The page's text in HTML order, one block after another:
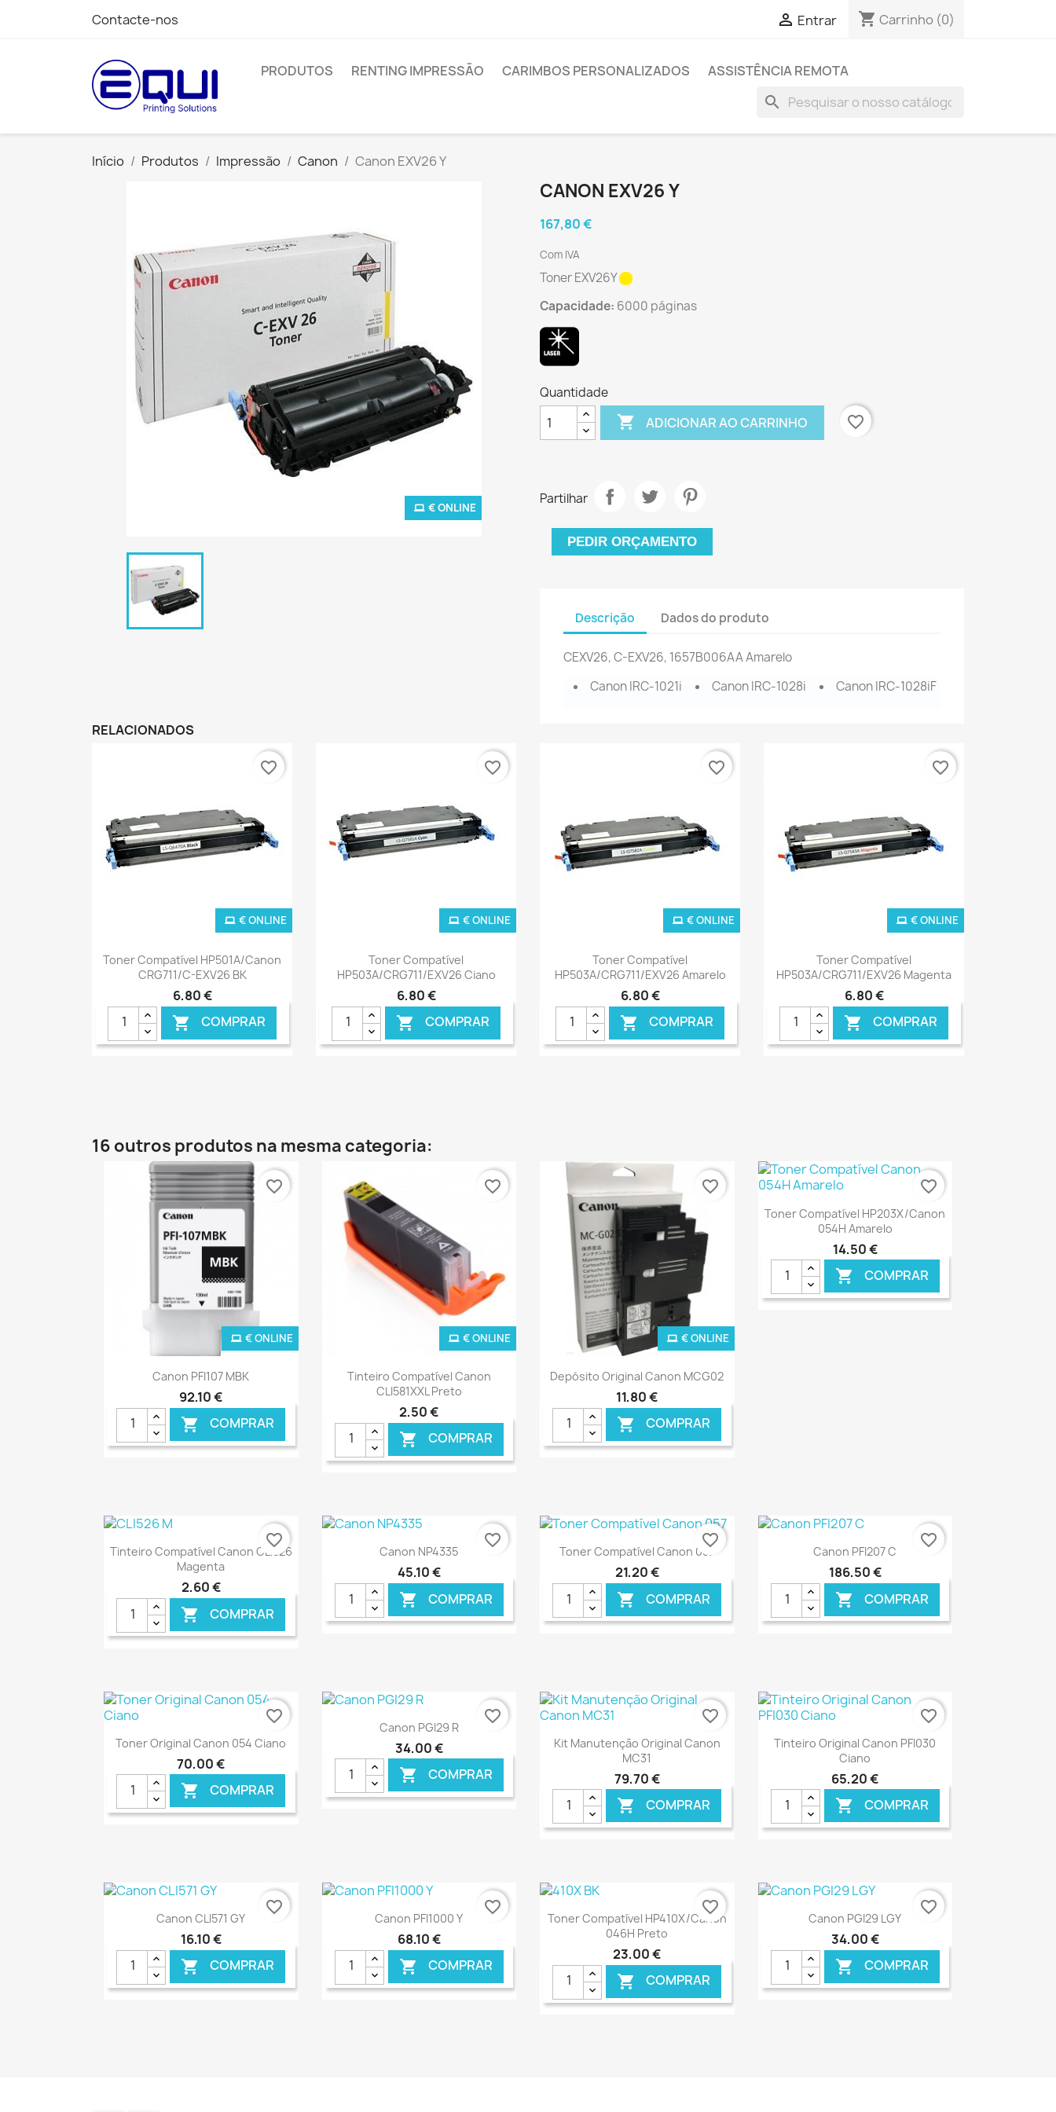
Contacte-nos  Entrar shopping_cart Carrinho (0)
PRODUTOS RENTING IMPRESSÃO CARIMBOS PERSONALIZADOS ASSISTÊNCIA REMOTA
search
Início Produtos Impressão Canon Canon EXV26 Y
€ ONLINE
CANON EXV26 Y
167,80 €
Com IVA
Toner EXV26Y
Capacidade: 6000 páginas
Quantidade
 ADICIONAR AO CARRINHO favorite_border
Partilhar
PEDIR ORÇAMENTO
Descrição Dados do produto
CEXV26, C-EXV26, 1657B006AA Amarelo
Canon IRC-1021i
Canon IRC-1028i Canon IRC-1028iF
RELACIONADOS
Ver+
Toner Compatível HP501A/Canon
CRG711/C-EXV26 BK
6,80 €
 COMPRAR
€ ONLINE
favorite_border
Ver+
Toner Compatível
HP503A/CRG711/EXV26 Ciano
6,80 €
 COMPRAR
€ ONLINE
favorite_border
Ver+
Toner Compatível
HP503A/CRG711/EXV26 Amarelo
6,80 €
 COMPRAR
€ ONLINE
favorite_border
Ver+
Toner Compatível
HP503A/CRG711/EXV26 Magenta
6,80 €
 COMPRAR
€ ONLINE
favorite_border
16 outros produtos na mesma categoria:
Ver+
Canon PFI107 MBK
92,10 €
 COMPRAR
€ ONLINE
favorite_border
Ver+
Tinteiro Compatível Canon
CLI581XXL Preto
2,50 €
 COMPRAR
€ ONLINE
favorite_border
Ver+
Depósito Original Canon MCG02
11,80 €
 COMPRAR
€ ONLINE
favorite_border
Ver+
Toner Compatível HP203X/Canon
054H Amarelo
14,50 €
 COMPRAR
favorite_border
Ver+
Tinteiro Compatível Canon CLI526
Magenta
2,60 €
 COMPRAR
€ ONLINE
favorite_border Ver+
Canon NP4335
45,10 €
 COMPRAR
favorite_border Ver+
Toner Compatível Canon 057
21,20 €
 COMPRAR
€ ONLINE
favorite_border  Ver+
Canon PFI207 C
186,50 €
 COMPRAR
favorite_border
Ver+
Toner Original Canon 054 Ciano
70,00 €
 COMPRAR
favorite_border Ver+
Canon PGI29 R
34,00 €
 COMPRAR
favorite_border
Ver+
Kit Manutenção Original Canon
MC31
79,70 €
 COMPRAR
favorite_border
Ver+
Tinteiro Original Canon PFI030
Ciano
65,20 €
 COMPRAR
favorite_border
Ver+
Canon CLI571 GY
16,10 €
 COMPRAR
favorite_border  Ver+
Canon PFI1000 Y
68,10 €
 COMPRAR
favorite_border Ver+
Toner Compatível HP410X/Canon
046H Preto
23,00 €
 COMPRAR
favorite_border Ver+
Canon PGI29 LGY
34,00 €
 COMPRAR
favorite_border